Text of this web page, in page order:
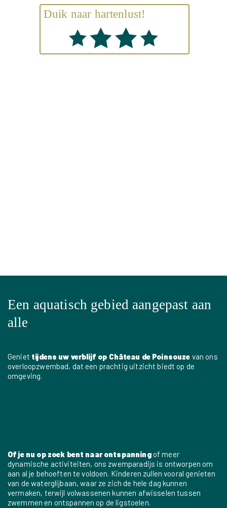
Duik naar hartenlust!
Een aquatisch gebied aangepast aan
alle
Geniet tijdens uw verblijf op Château de Poinsouze van ons
overloopzwembad, dat een prachtig uitzicht biedt op de
omgeving.
Of je nu op zoek bent naar ontspanningof meer
dynamische activiteiten, ons zwemparadijs is ontworpen om
aan al je behoeften te voldoen. Kinderen zullen vooral genieten
van de waterglijbaan, waar ze zich de hele dag kunnen
vermaken, terwijl volwassenen kunnen afwisselen tussen
zwemmen en ontspannen op de ligstoelen.